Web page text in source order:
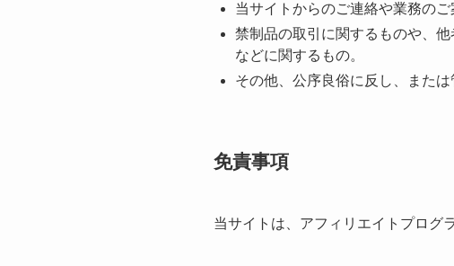
当サイトからのご連絡や業務の
禁制品の取引に関するものや、
などに関するもの。
その他、公序良俗に反し、また
免責事項
当サイトは、アフィリエイトプログ